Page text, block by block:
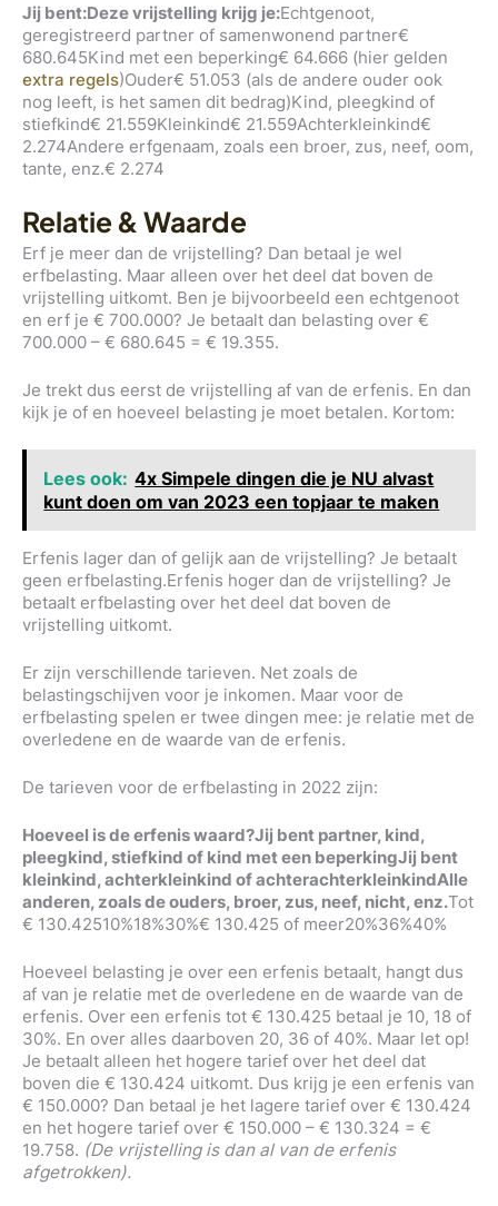
Jij bent:Deze vrijstelling krijg je:Echtgenoot,
geregistreerd partner of samenwonend partner€
680.645Kind met een beperking€ 64.666 (hier gelden
extra regels)Ouder€ 51.053 (als de andere ouder ook
nog leeft, is het samen dit bedrag)Kind, pleegkind of
stiefkind€ 21.559Kleinkind€ 21.559Achterkleinkind€
2.274Andere erfgenaam, zoals een broer, zus, neef, oom,
tante, enz.€ 2.274
Relatie & Waarde
Erf je meer dan de vrijstelling? Dan betaal je wel
erfbelasting. Maar alleen over het deel dat boven de
vrijstelling uitkomt. Ben je bijvoorbeeld een echtgenoot
en erf je € 700.000? Je betaalt dan belasting over €
700.000 – € 680.645 = € 19.355.
Je trekt dus eerst de vrijstelling af van de erfenis. En dan
kijk je of en hoeveel belasting je moet betalen. Kortom:
Lees ook: 4x Simpele dingen die je NU alvast
kunt doen om van 2023 een topjaar te maken
Erfenis lager dan of gelijk aan de vrijstelling? Je betaalt
geen erfbelasting.Erfenis hoger dan de vrijstelling? Je
betaalt erfbelasting over het deel dat boven de
vrijstelling uitkomt.
Er zijn verschillende tarieven. Net zoals de
belastingschijven voor je inkomen. Maar voor de
erfbelasting spelen er twee dingen mee: je relatie met de
overledene en de waarde van de erfenis.
De tarieven voor de erfbelasting in 2022 zijn:
Hoeveel is de erfenis waard?Jij bent partner, kind,
pleegkind, stiefkind of kind met een beperkingJij bent
kleinkind, achterkleinkind of achterachterkleinkindAlle
anderen, zoals de ouders, broer, zus, neef, nicht, enz.Tot
€ 130.42510%18%30%€ 130.425 of meer20%36%40%
Hoeveel belasting je over een erfenis betaalt, hangt dus
af van je relatie met de overledene en de waarde van de
erfenis. Over een erfenis tot € 130.425 betaal je 10, 18 of
30%. En over alles daarboven 20, 36 of 40%. Maar let op!
Je betaalt alleen het hogere tarief over het deel dat
boven die € 130.424 uitkomt. Dus krijg je een erfenis van
€ 150.000? Dan betaal je het lagere tarief over € 130.424
en het hogere tarief over € 150.000 – € 130.324 = €
19.758. (De vrijstelling is dan al van de erfenis
afgetrokken).